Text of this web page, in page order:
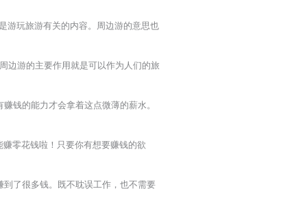
游玩旅游有关的内容。周边游的意思也
边游的主要作用就是可以作为人们的旅
钱的能力才会拿着这点微薄的薪水。
零花钱啦！只要你有想要赚钱的欲
了很多钱。既不耽误工作，也不需要